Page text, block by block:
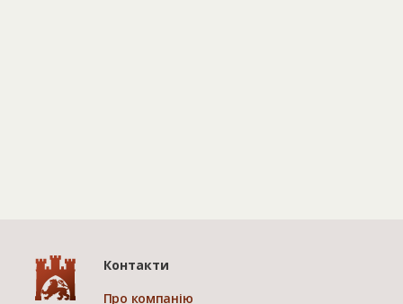
Контакти
Про компанію